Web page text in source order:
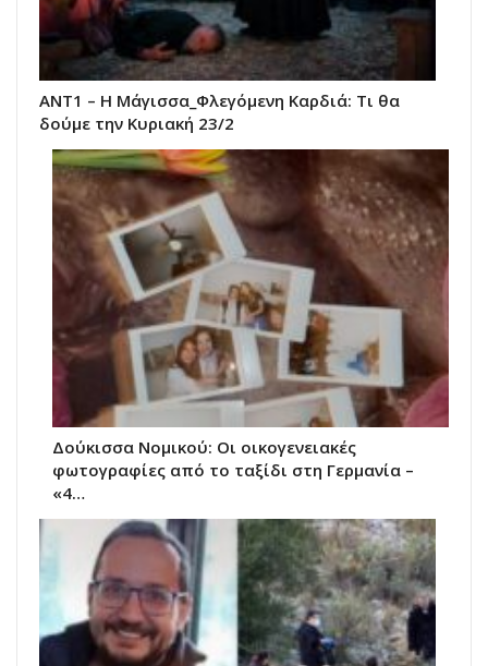
ANT1 – Η Μάγισσα_Φλεγόμενη Καρδιά: Τι θα
δούμε την Κυριακή 23/2
Δούκισσα Νομικού: Οι οικογενειακές
φωτογραφίες από το ταξίδι στη Γερμανία –
«4…